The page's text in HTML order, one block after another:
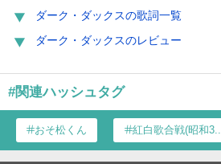
ダーク・ダックスの歌詞一覧
ダーク・ダックスのレビュー
#関連ハッシュタグ
おそ松くん 紅白歌合戦(昭和3...